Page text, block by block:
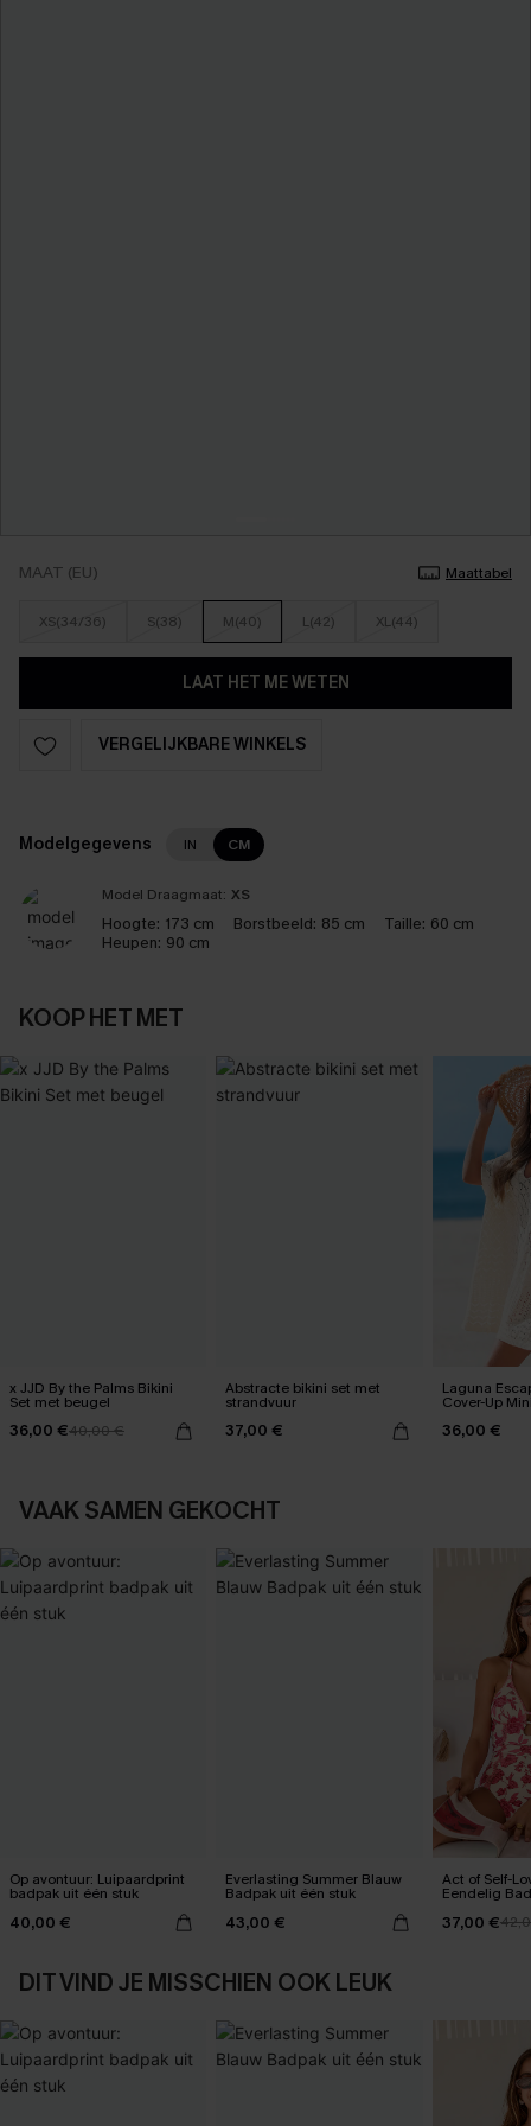
MAAT (EU) Maattabel
XS(34/36) S(38) M(40) L(42) XL(44)
LAAT HET ME WETEN
VERGELIJKBARE WINKELS
Modelgegevens IN CM
Model Draagmaat: XS
Hoogte: 173 cm Borstbeeld: 85 cm Taille: 60 cm
Heupen: 90 cm
KOOP HET MET
x JJD By the Palms Bikini
Set met beugel
36,00 €40,00 €
Abstracte bikini set met
strandvuur
37,00 €
Laguna
Cover-Up
36,00 €
VAAK SAMEN GEKOCHT
Op avontuur: Luipaardprint
badpak uit één stuk
40,00 €
Everlasting Summer Blauw
Badpak uit één stuk
43,00 €
Act of Self-
Eendelig
37,00 €
DIT VIND JE MISSCHIEN OOK LEUK